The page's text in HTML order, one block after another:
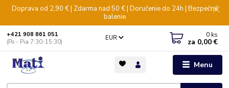
Doprava od 2,90 € | Zdarma nad 50 € | Doručenie do 24h | Bezpečné
balenie
Menu
EUR
+421 908 861 051
(Po - Pia 7:30-15:30)
0 ks
za 0,00 €